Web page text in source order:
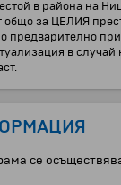
в района на
общо за ЦЕЛИЯ
предварително
в случай
се